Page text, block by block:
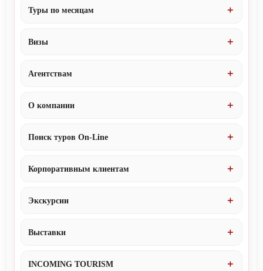
Туры по месяцам
Визы
Агентствам
О компании
Поиск туров On-Line
Корпоративным клиентам
Экскурсии
Выставки
INCOMING TOURISM